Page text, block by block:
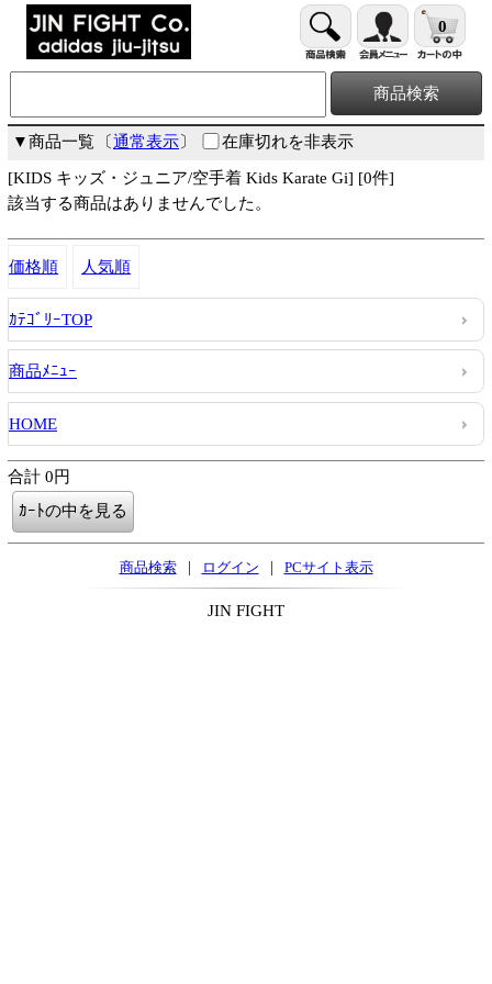
0
▼商品一覧 〔通常表示〕 在庫切れを非表示
[KIDS キッズ・ジュニア/空手着 Kids Karate Gi] [0件]
該当する商品はありませんでした。
価格順 人気順
ｶﾃｺﾞﾘｰTOP
商品ﾒﾆｭｰ
HOME
合計 0円
商品検索 | ログイン | PCサイト表示
JIN FIGHT